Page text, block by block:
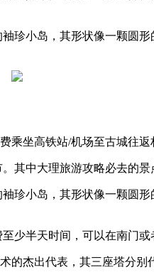
珍小岛，其形状像一颗圆
乘坐高铁站/机场至古城往返
中大理旅游攻略必去的
珍小岛，其形状像一颗圆
半天时间，可以在南门
杰出代表，其三座塔分别